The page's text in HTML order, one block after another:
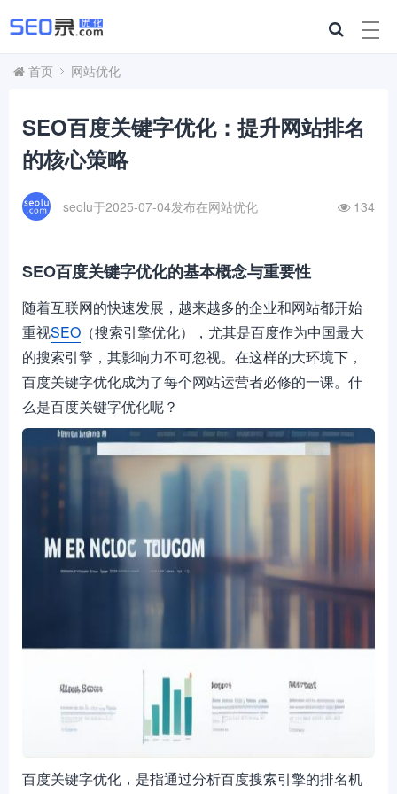
首页 网站优化
SEO百度关键字优化：提升网站排名
的核心策略
seolu于2025-07-04发布在网站优化 134
SEO百度关键字优化的基本概念与重要性
随着互联网的快速发展，越来越多的企业和网站都开始
重视SEO （搜索引擎优化），尤其是百度作为中国最大
的搜索引擎，其影响力不可忽视。在这样的大环境下，
百度关键字优化成为了每个网站运营者必修的一课。什
么是百度关键字优化呢？
百度关键字优化，是指通过分析百度搜索引擎的排名机